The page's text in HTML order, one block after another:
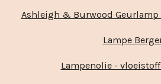
Ashleigh & Burwood
Lampe
Lampenolie -